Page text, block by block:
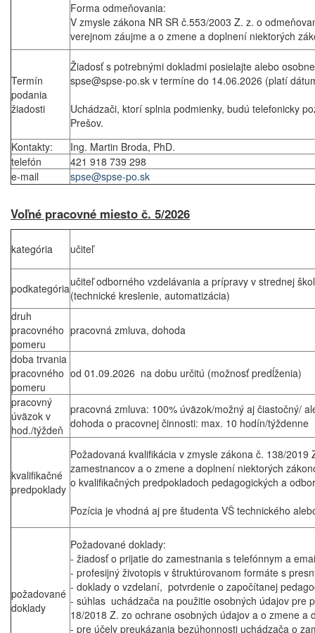
Forma odmeňovania:
V zmysle zákona NR SR č.553/2003 Z. z. o
verejnom záujme a o zmene a doplnení niektorých
Termín
podania
žiadosti
Žiadosť s potrebnými dokladmi posielajte alebo
spse@spse-po.sk v termíne do 14.06.2026 (platí
Uchádzači, ktorí splnia podmienky, budú telefonicky
Prešov.
Kontakty:
Ing. Martin Broda, PhD.
telefón
421 918 739 298
e-mail
spse@spse-po.sk
Voľné pracovné miesto č. 5/2026
kategória učiteľ
podkategóriaučiteľ odborného vzdelávania a prípravy v strednej
(technické kreslenie, automatizácia)
druh
pracovného
pomeru
pracovná zmluva, dohoda
doba trvania
pracovného
pomeru
od 01.09.2026 na dobu určitú (možnosť predĺženia)
pracovný
úväzok v
hod./týždeň
pracovná zmluva: 100% úväzok/možný aj čiastočný/
dohoda o pracovnej činnosti: max. 10 hodín/týždenne
kvalifikačné
predpoklady
Požadovaná kvalifikácia v zmysle zákona č. 138/
zamestnancov a o zmene a doplnení niektorých
o kvalifikačných predpokladoch pedagogických a
Pozícia je vhodná aj pre študenta VŠ technického
požadované
doklady
Požadované doklady:
- žiadosť o prijatie do zamestnania s telefónnym a
- profesijný životopis v štruktúrovanom formáte s
- doklady o vzdelaní, potvrdenie o započítanej
- súhlas uchádzača na použitie osobných údajov pre
18/2018 Z. zo ochrane osobných údajov a o zmene a
- pre účely preukázania bezúhonnosti uchádzača o